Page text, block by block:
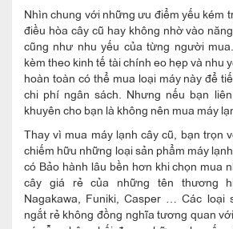
Nhìn chung với những ưu điểm yếu kém
điều hòa cây cũ hay không nhờ vào
cũng như nhu yếu của từng người
kèm theo kinh tế tài chính eo hẹp và nhu
hoàn toàn có thể mua loại máy này để
chi phí ngân sách. Nhưng nếu bạn
khuyên cho bạn là không nên mua máy
Thay vì mua máy lạnh cây cũ, bạn trọn
chiếm hữu những loại sản phẩm máy
có Bảo hành lâu bền hơn khi chọn mua
cây giá rẻ của những tên thương
Nagakawa, Funiki, Casper … Các loại
ngắt rẻ không đồng nghĩa tương quan